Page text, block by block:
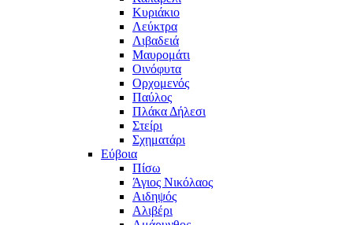
Κυριάκιο
Λεύκτρα
Λιβαδειά
Μαυρομάτι
Οινόφυτα
Ορχομενός
Παύλος
Πλάκα Δήλεσι
Στείρι
Σχηματάρι
Εύβοια
Πίσω
Άγιος Νικόλαος
Αιδηψός
Αλιβέρι